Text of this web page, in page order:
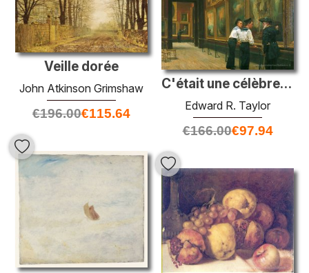
Veille dorée
John Atkinson Grimshaw
€196.00€115.64
C'était une célèbre victoire
Edward R. Taylor
€166.00€97.94